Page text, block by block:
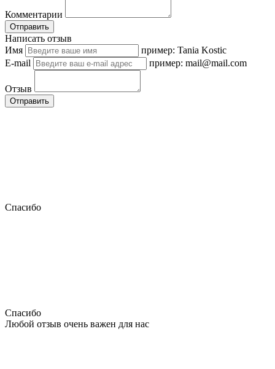
Комментарии
Отправить
Написать отзыв
Имя
пример: Tania Kostic
E-mail
пример: mail@mail.com
Отзыв
Отправить
Спасибо
Спасибо
Любой отзыв очень важен для нас